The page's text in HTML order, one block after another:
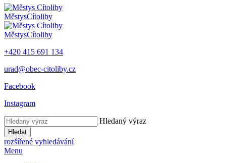
MěstysCítoliby
MěstysCítoliby
+420 415 691 134
urad@obec-citoliby.cz
Facebook
Instagram
Hledaný výraz
Hledat
rozšířené vyhledávání
Menu